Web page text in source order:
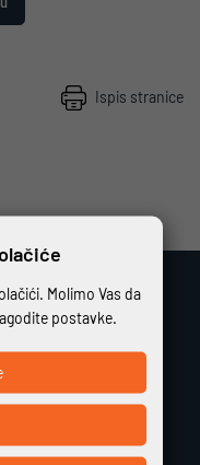
Ispis stranice
Molimo Vas da
postavke.